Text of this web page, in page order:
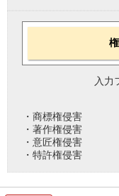
入力
・商標権侵害
・著作権侵害
・意匠権侵害
・特許権侵害